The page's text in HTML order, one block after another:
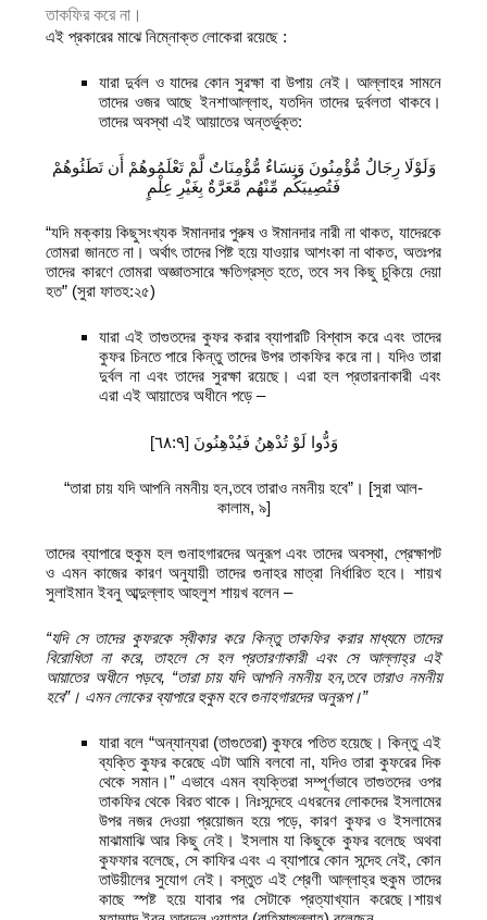
তাকফির করে না।
এই প্রকারের মাঝে নিম্নোক্ত লোকেরা রয়েছে :
যারা দুর্বল ও যাদের কোন সুরক্ষা বা উপায় নেই। আল্লাহর সামনে
তাদের ওজর আছে ইনশাআল্লাহ, যতদিন তাদের দুর্বলতা থাকবে।
তাদের অবস্থা এই আয়াতের অন্তর্ভুক্ত:
وَلَوْلَا رِجَالٌ مُّؤْمِنُونَ وَنِسَاءٌ مُّؤْمِنَاتٌ لَّمْ تَعْلَمُوهُمْ أَن تَطَئُوهُمْ
فَتُصِيبَكُم مِّنْهُم مَّعَرَّةٌ بِغَيْرِ عِلْمٍ
“যদি মক্কায় কিছুসংখ্যক ঈমানদার পুরুষ ও ঈমানদার নারী না থাকত, যাদেরকে
তোমরা জানতে না। অর্থাৎ তাদের পিষ্ট হয়ে যাওয়ার আশংকা না থাকত, অতঃপর
তাদের কারণে তোমরা অজ্ঞাতসারে ক্ষতিগ্রস্ত হতে, তবে সব কিছু চুকিয়ে দেয়া
হত” (সুরা ফাতহ:২৫)
যারা এই তাগুতদের কুফর করার ব্যাপারটি বিশ্বাস করে এবং তাদের
কুফর চিনতে পারে কিন্তু তাদের উপর তাকফির করে না। যদিও তারা
দুর্বল না এবং তাদের সুরক্ষা রয়েছে। এরা হল প্রতারনাকারী এবং
এরা এই আয়াতের অধীনে পড়ে –
وَدُّوا لَوْ تُدْهِنُ فَيُدْهِنُونَ [٦٨:٩]
“তারা চায় যদি আপনি নমনীয় হন,তবে তারাও নমনীয় হবে”। [সুরা আল-
কালাম, ৯]
তাদের ব্যাপারে হুকুম হল গুনাহগারদের অনুরূপ এবং তাদের অবস্থা, প্রেক্ষাপট
ও এমন কাজের কারণ অনুযায়ী তাদের গুনাহর মাত্রা নির্ধারিত হবে। শায়খ
সুলাইমান ইবনু আব্দুল্লাহ আহলুশ শায়খ বলেন –
“যদি সে তাদের কুফরকে স্বীকার করে কিন্তু তাকফির করার মাধ্যমে তাদের
বিরোধিতা না করে, তাহলে সে হল প্রতারণাকারী এবং সে আল্লাহ্‌র এই
আয়াতের অধীনে পড়বে, “তারা চায় যদি আপনি নমনীয় হন,তবে তারাও নমনীয়
হবে”। এমন লোকের ব্যাপারে হুকুম হবে গুনাহগারদের অনুরূপ।”
যারা বলে “অন্যান্যরা (তাগুতেরা) কুফরে পতিত হয়েছে। কিন্তু এই
ব্যক্তি কুফর করেছে এটা আমি বলবো না, যদিও তারা কুফরের দিক
থেকে সমান।” এভাবে এমন ব্যক্তিরা সম্পূর্ণভাবে তাগুতদের ওপর
তাকফির থেকে বিরত থাকে। নিঃসন্দেহে এধরনের লোকদের ইসলামের
উপর নজর দেওয়া প্রয়োজন হয়ে পড়ে, কারণ কুফর ও ইসলামের
মাঝামাঝি আর কিছু নেই। ইসলাম যা কিছুকে কুফর বলেছে অথবা
কুফফার বলেছে, সে কাফির এবং এ ব্যাপারে কোন সন্দেহ নেই, কোন
তাউয়ীলের সুযোগ নেই। বস্তুত এই শ্রেণী আল্লাহ্‌র হুকুম তাদের
কাছে স্পষ্ট হয়ে যাবার পর সেটাকে প্রত্যাখ্যান করেছে।শায়খ